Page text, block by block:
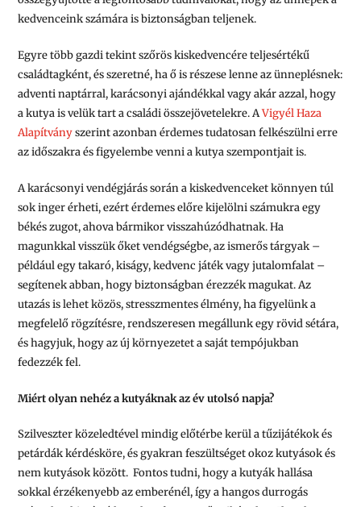
kedvenceink számára is biztonságban teljenek.
Egyre több gazdi tekint szőrös kiskedvencére teljesértékű
családtagként, és szeretné, ha ő is részese lenne az ünneplésnek:
adventi naptárral, karácsonyi ajándékkal vagy akár azzal, hogy
a kutya is velük tart a családi összejövetelekre. AVigyél Haza
Alapítványszerint azonban érdemes tudatosan felkészülni erre
az időszakra és figyelembe venni a kutya szempontjait is.
A karácsonyi vendégjárás során a kiskedvenceket könnyen túl
sok inger érheti, ezért érdemes előre kijelölni számukra egy
békés zugot, ahova bármikor visszahúzódhatnak. Ha
magunkkal visszük őket vendégségbe, az ismerős tárgyak –
például egy takaró, kiságy, kedvenc játék vagy jutalomfalat –
segítenek abban, hogy biztonságban érezzék magukat. Az
utazás is lehet közös, stresszmentes élmény, ha figyelünk a
megfelelő rögzítésre, rendszeresen megállunk egy rövid sétára,
és hagyjuk, hogy az új környezetet a saját tempójukban
fedezzék fel.
Miért olyan nehéz a kutyáknak az év utolsó napja?
Szilveszter közeledtével mindig előtérbe kerül a tűzijátékok és
petárdák kérdésköre, és gyakran feszültséget okoz kutyások és
nem kutyások között. Fontos tudni, hogy a kutyák hallása
sokkal érzékenyebb az emberénél, így a hangos durrogás